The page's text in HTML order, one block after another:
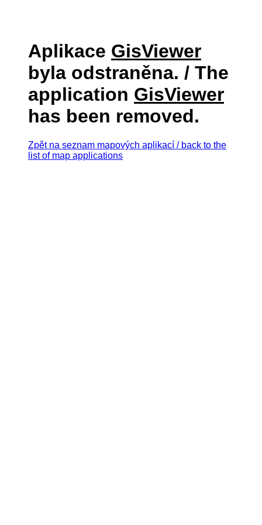
Aplikace GisViewer
byla odstraněna. / The
application GisViewer
has been removed.
Zpět na seznam mapových aplikací / back to the
list of map applications